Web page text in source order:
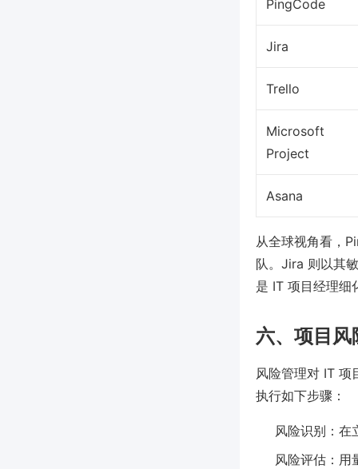
PingCode
Jira
Trello
Microsoft
Project
Asana
从全球视角看，
队。Jira 则以其
是 IT 项目经理细
六、项目
风险管理对 IT 项
执行如下步骤：
风险识别：在
风险评估：用